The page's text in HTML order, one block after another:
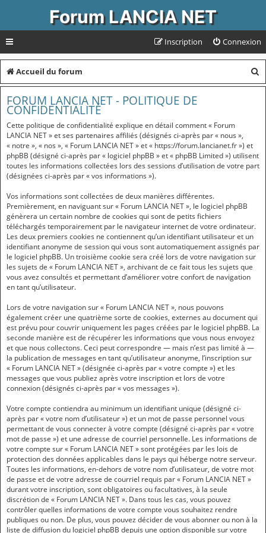
Forum LANCIA NET
Connexion
Inscription
Accueil du forum
e
FORUM LANCIA NET - POLITIQUE DE
CONFIDENTIALITÉ
Cette politique de confidentialité explique en détail comment « Forum
LANCIA NET » et ses partenaires affiliés (désignés ci-après par « nous »,
« notre », « nos », « Forum LANCIA NET » et « https://forum.lancianet.fr ») et
phpBB (désigné ci-après par « logiciel phpBB » et « phpBB Limited ») utilisent
toutes les informations collectées lors des sessions d’utilisation de votre part
(désignées ci-après par « vos informations »).
Vos informations sont collectées de deux manières différentes.
Premièrement, en naviguant sur « Forum LANCIA NET », le logiciel phpBB
génèrera un certain nombre de cookies qui sont de petits fichiers
téléchargés temporairement par le navigateur internet de votre ordinateur.
Les deux premiers cookies ne contiennent qu’un identifiant utilisateur et un
identifiant anonyme de session qui vous sont automatiquement assignés par
le logiciel phpBB. Un troisième cookie sera créé lors de votre navigation sur
les sujets de « Forum LANCIA NET », archivant de ce fait tous les sujets que
vous avez consultés et permettant d’améliorer votre confort de navigation
en tant qu’utilisateur.
Lors de votre navigation sur « Forum LANCIA NET », nous pouvons
également créer une quatrième sorte de cookies, externes au document qui
est prévu pour couvrir uniquement les pages créées par le logiciel phpBB. La
seconde manière est de récupérer les informations que vous nous envoyez
et que nous collectons. Ceci peut correspondre — mais n’est pas limité à —
la publication de messages en tant qu’utilisateur anonyme, l’inscription sur
« Forum LANCIA NET » (désignée ci-après par « votre compte ») et les
messages que vous publiez après votre inscription et lors de votre
connexion (désignés ci-après par « vos messages »).
Votre compte contiendra au minimum un identifiant unique (désigné ci-
après par « votre nom d’utilisateur ») et un mot de passe personnel vous
permettant de vous connecter à votre compte (désigné ci-après par « votre
mot de passe ») et une adresse de courriel personnelle. Les informations de
votre compte sur « Forum LANCIA NET » sont protégées par les lois de
protection des données applicables dans le pays qui héberge notre serveur.
Toutes les informations, en-dehors de votre nom d’utilisateur, de votre mot
de passe et de votre adresse de courriel requis par « Forum LANCIA NET »
durant votre inscription, sont obligatoires ou facultatives, à la seule
discrétion de « Forum LANCIA NET ». Dans tous les cas, vous pouvez
contrôler quelles informations de votre compte vous souhaitez rendre
publiques ou non. De plus, vous pouvez décider de vous abonner ou non à la
liste de diffusion du logiciel phpBB depuis une option disponible sur votre